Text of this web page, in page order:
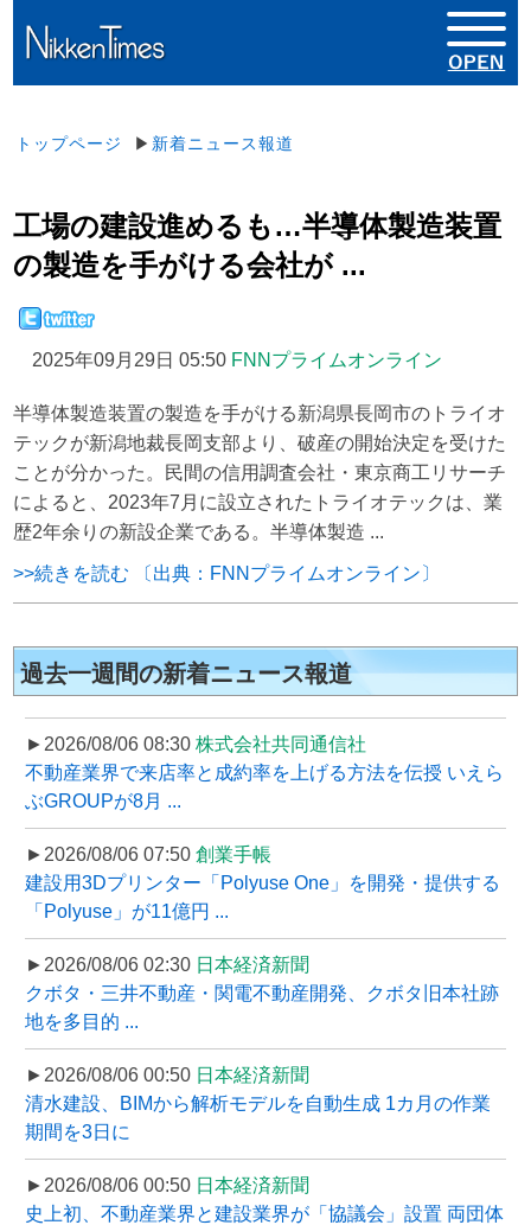
トップページ ▶ 新着ニュース報道
工場の建設進めるも…半導体製造装置
の製造を手がける会社が ...
2025年09月29日 05:50 FNNプライムオンライン
半導体製造装置の製造を手がける新潟県長岡市のトライオ
テックが新潟地裁長岡支部より、破産の開始決定を受けた
ことが分かった。民間の信用調査会社・東京商工リサーチ
によると、2023年7月に設立されたトライオテックは、業
歴2年余りの新設企業である。半導体製造 ...
>>続きを読む 〔出典：FNNプライムオンライン〕
過去一週間の新着ニュース報道
►2026/08/06 08:30 株式会社共同通信社
不動産業界で来店率と成約率を上げる方法を伝授 いえら
ぶGROUPが8月 ...
►2026/08/06 07:50 創業手帳
建設用3Dプリンター「Polyuse One」を開発・提供する
「Polyuse」が11億円 ...
►2026/08/06 02:30 日本経済新聞
クボタ・三井不動産・関電不動産開発、クボタ旧本社跡
地を多目的 ...
►2026/08/06 00:50 日本経済新聞
清水建設、BIMから解析モデルを自動生成 1カ月の作業
期間を3日に
►2026/08/06 00:50 日本経済新聞
史上初、不動産業界と建設業界が「協議会」設置 両団体